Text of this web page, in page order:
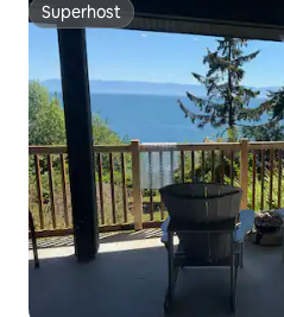
Superhost
Superhost